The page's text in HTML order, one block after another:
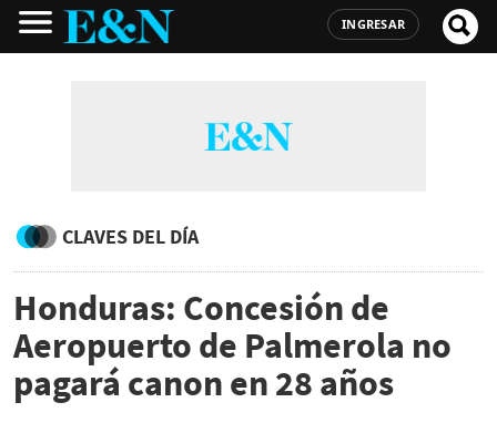
INGRESAR
CLAVES DEL DÍA
Honduras: Concesión de
Aeropuerto de Palmerola no
pagará canon en 28 años